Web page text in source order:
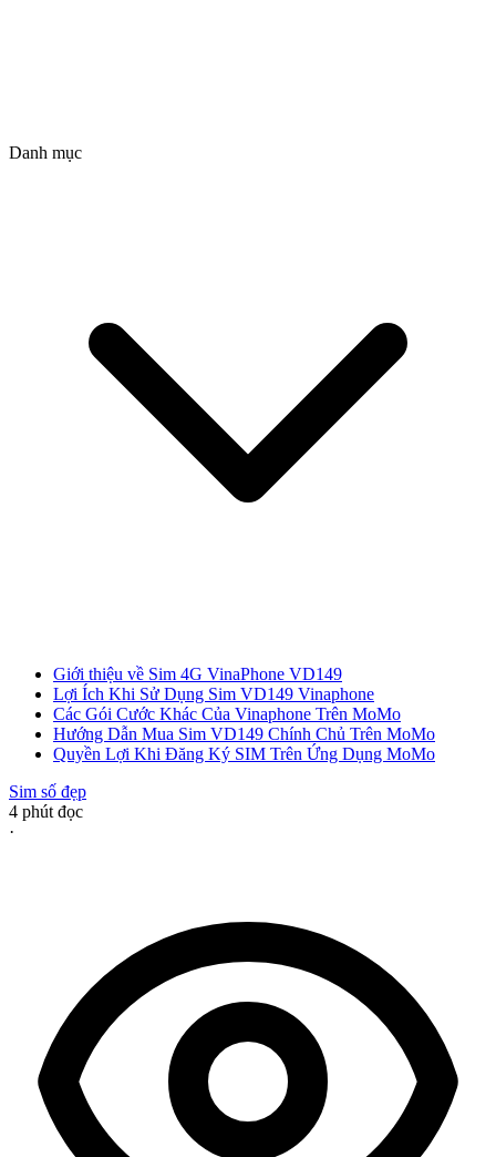
Danh mục
Giới thiệu về Sim 4G VinaPhone VD149
Lợi Ích Khi Sử Dụng Sim VD149 Vinaphone
Các Gói Cước Khác Của Vinaphone Trên MoMo
Hướng Dẫn Mua Sim VD149 Chính Chủ Trên MoMo
Quyền Lợi Khi Đăng Ký SIM Trên Ứng Dụng MoMo
Sim số đẹp
4 phút đọc
·